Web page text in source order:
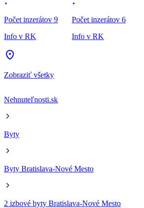
Počet inzerátov 9
Info v RK
Počet inzerátov 6
Info v RK
Zobraziť všetky
Nehnuteľnosti.sk
Byty
Byty Bratislava-Nové Mesto
2 izbové byty Bratislava-Nové Mesto